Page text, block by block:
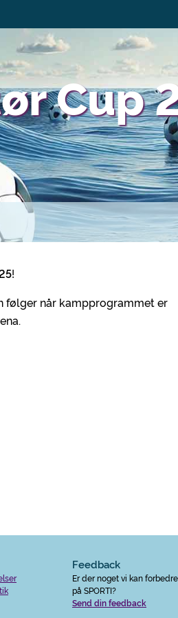
Cup
!
følger når kampprogrammet er
Feedback
Er der noget vi kan forbedre
på SPORTI?
Send din feedback